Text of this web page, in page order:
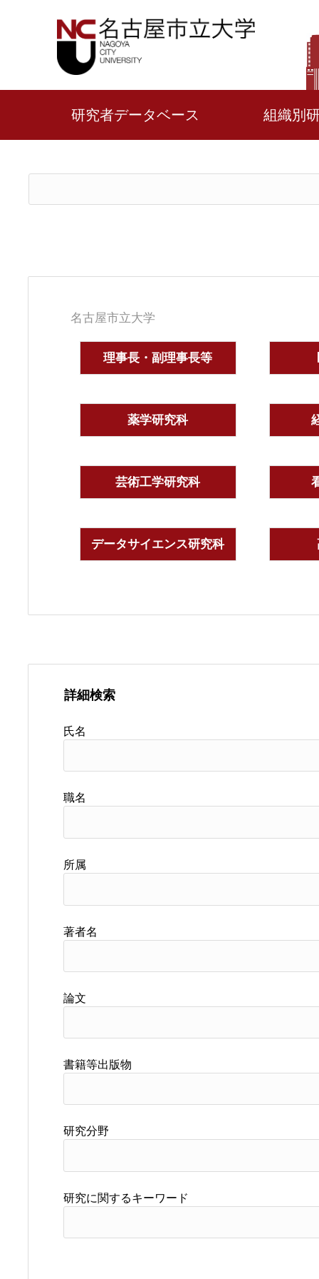
研究者データベース 組織別
名古屋市立大学
理事長・副理事長等
薬学研究科
芸術工学研究科
データサイエンス研究科
詳細検索
氏名
職名
所属
著者名
論文
書籍等出版物
研究分野
研究に関するキーワード